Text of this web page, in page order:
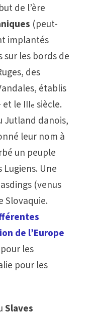
de l’ère
(peut-
implantés
sur les bords de
des
établis
et le IIIe siècle.
Jutland danois,
leur nom à
un peuple
Une
(venus
Slovaquie.
de l’Europe
les
pour les
Slaves